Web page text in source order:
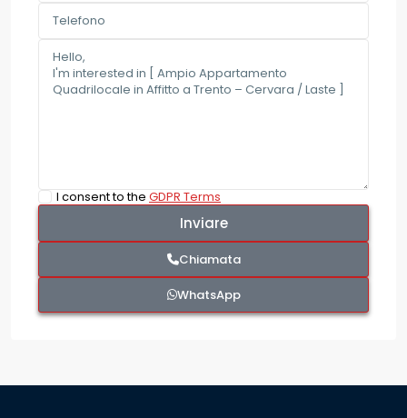
I consent to the GDPR Terms
Chiamata
WhatsApp